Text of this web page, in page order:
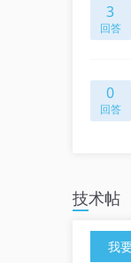
3
回答
0
回答
技术帖
我